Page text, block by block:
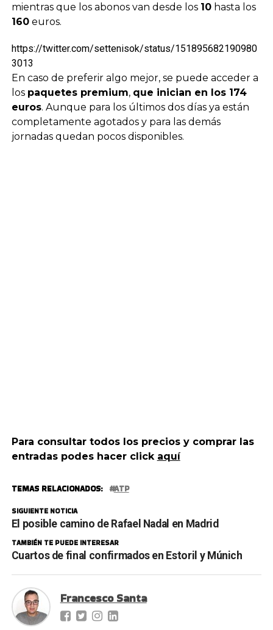
mientras que los abonos van desde los 10hasta los
160euros.
https://twitter.com/settenisok/status/151895682190980
3013
En caso de preferir algo mejor, se puede acceder a
los paquetes premium, que inician en los 174
euros. Aunque para los últimos dos días ya están
completamente agotados y para las demás
jornadas quedan pocos disponibles.
Para consultar todos los precios y comprar las
entradas podes hacer click aquí
TEMAS RELACIONADOS: ATP
SIGUIENTE NOTICIA
El posible camino de Rafael Nadal en Madrid
TAMBIÉN TE PUEDE INTERESAR
Cuartos de final confirmados en Estoril y Múnich
Francesco Santa